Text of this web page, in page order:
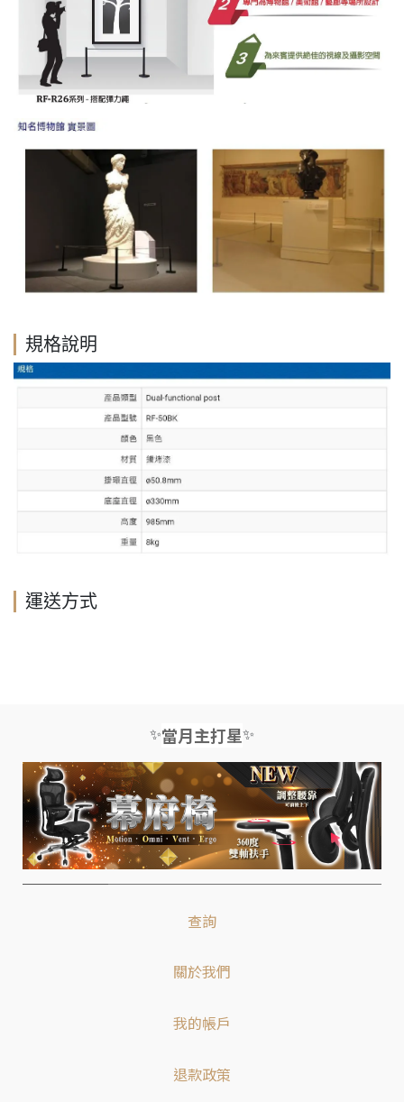
規格說明
運送方式
✨當月主打星✨
查詢
關於我們
我的帳戶
退款政策